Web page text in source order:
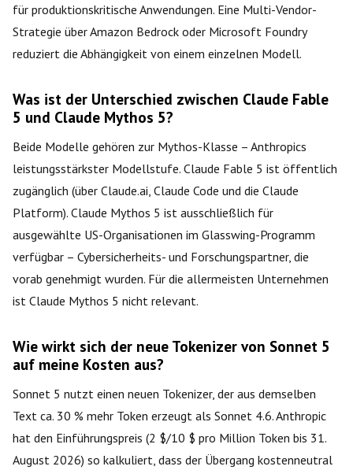
für produktionskritische Anwendungen. Eine Multi-Vendor-
Strategie über Amazon Bedrock oder Microsoft Foundry
reduziert die Abhängigkeit von einem einzelnen Modell.
Was ist der Unterschied zwischen Claude Fable
5 und Claude Mythos 5?
Beide Modelle gehören zur Mythos-Klasse – Anthropics
leistungsstärkster Modellstufe. Claude Fable 5 ist öffentlich
zugänglich (über Claude.ai, Claude Code und die Claude
Platform). Claude Mythos 5 ist ausschließlich für
ausgewählte US-Organisationen im Glasswing-Programm
verfügbar – Cybersicherheits- und Forschungspartner, die
vorab genehmigt wurden. Für die allermeisten Unternehmen
ist Claude Mythos 5 nicht relevant.
Wie wirkt sich der neue Tokenizer von Sonnet 5
auf meine Kosten aus?
Sonnet 5 nutzt einen neuen Tokenizer, der aus demselben
Text ca. 30 % mehr Token erzeugt als Sonnet 4.6. Anthropic
hat den Einführungspreis (2 $/10 $ pro Million Token bis 31.
August 2026) so kalkuliert, dass der Übergang kostenneutral